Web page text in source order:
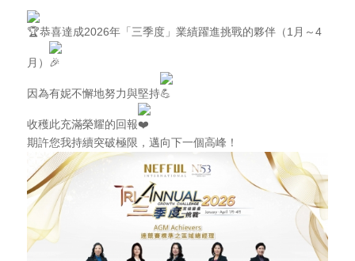
恭喜達成2026年「三季度」業績躍進挑戰的夥伴（1月～4
月）
因為有妮不懈地努力與堅持
收穫此充滿榮耀的回報
期許您我持續突破極限，邁向下一個高峰！